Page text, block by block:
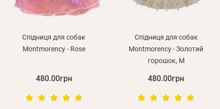
Спідниця для собак
Montmorency - Rose
480.00грн
Спідниця для собак
Montmorency - Золотий
горошок, M
480.00грн